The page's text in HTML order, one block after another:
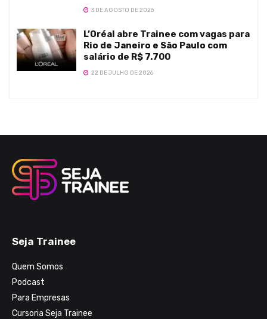
3 DE AGOSTO DE 2026
L’Oréal abre Trainee com vagas para
Rio de Janeiro e São Paulo com
salário de R$ 7.700
22 DE JULHO DE 2026
Seja Trainee
Quem Somos
Podcast
Para Empresas
Cursoria Seja Trainee